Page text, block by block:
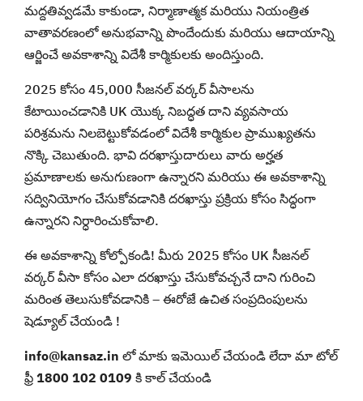
మద్దతివ్వడమే కాకుండా, నిర్మాణాత్మక మరియు నియంత్రిత
వాతావరణంలో అనుభవాన్ని పొందేందుకు మరియు ఆదాయాన్ని
ఆర్జించే అవకాశాన్ని విదేశీ కార్మికులకు అందిస్తుంది.
2025 కోసం 45,000 సీజనల్ వర్కర్ వీసాలను
కేటాయించడానికి UK యొక్క నిబద్ధత దాని వ్యవసాయ
పరిశ్రమను నిలబెట్టుకోవడంలో విదేశీ కార్మికుల ప్రాముఖ్యతను
నొక్కి చెబుతుంది. భావి దరఖాస్తుదారులు వారు అర్హత
ప్రమాణాలకు అనుగుణంగా ఉన్నారని మరియు ఈ అవకాశాన్ని
సద్వినియోగం చేసుకోవడానికి దరఖాస్తు ప్రక్రియ కోసం సిద్ధంగా
ఉన్నారని నిర్ధారించుకోవాలి.
ఈ అవకాశాన్ని కోల్పోకండి! మీరు 2025 కోసం UK సీజనల్
వర్కర్ వీసా కోసం ఎలా దరఖాస్తు చేసుకోవచ్చనే దాని గురించి
మరింత తెలుసుకోవడానికి – ఈరోజే ఉచిత సంప్రదింపులను
షెడ్యూల్ చేయండి !
info@kansaz.in లో మాకు ఇమెయిల్ చేయండి లేదా మా టోల్
ఫ్రీ 1800 102 0109 కి కాల్ చేయండి